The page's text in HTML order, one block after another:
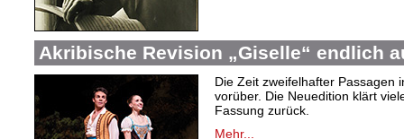
Akribische Revision „Giselle“ endlich
Die Zeit zweifelhafter Passagen
vorüber. Die Neuedition klärt
Fassung zurück.
Mehr...